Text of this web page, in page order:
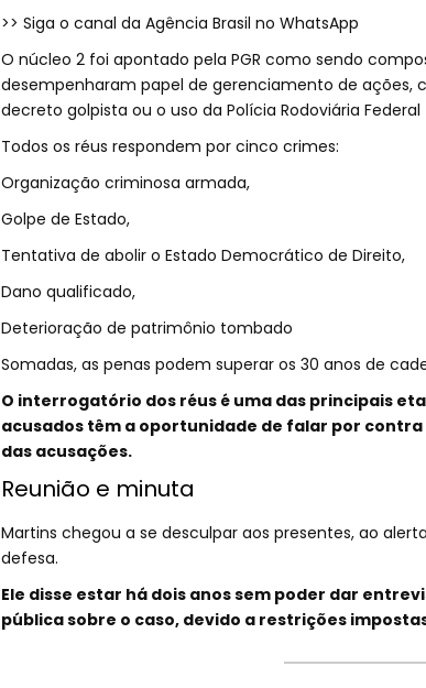
>> Siga o canal da Agência Brasil no WhatsApp
O núcleo 2 foi apontado pela PGR como sendo
desempenharam papel de gerenciamento de ações,
decreto golpista ou o uso da Polícia Rodoviária
Todos os réus respondem por cinco crimes:
Organização criminosa armada,
Golpe de Estado,
Tentativa de abolir o Estado Democrático de Direito,
Dano qualificado,
Deterioração de patrimônio tombado
Somadas, as penas podem superar os 30 anos de
O interrogatório dos réus é uma das principais
acusados têm a oportunidade de falar por
das acusações.
Reunião e minuta
Martins chegou a se desculpar aos presentes, ao
defesa.
Ele disse estar há dois anos sem poder dar
pública sobre o caso, devido a restrições